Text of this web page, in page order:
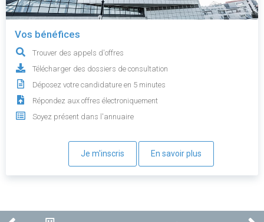
Vos bénéfices
Trouver des appels d'offres
Télécharger des dossiers de consultation
Déposez votre candidature en 5 minutes
Répondez aux offres électroniquement
Soyez présent dans l'annuaire
Je m'inscris En savoir plus